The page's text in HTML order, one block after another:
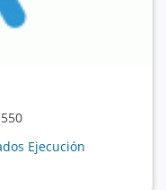
Ejecución